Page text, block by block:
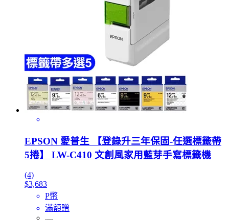
EPSON 愛普生 【登錄升三年保固-任選標籤帶
5捲】 LW-C410 文創風家用藍芽手寫標籤機
(4)
$3,683
P幣
滿額贈